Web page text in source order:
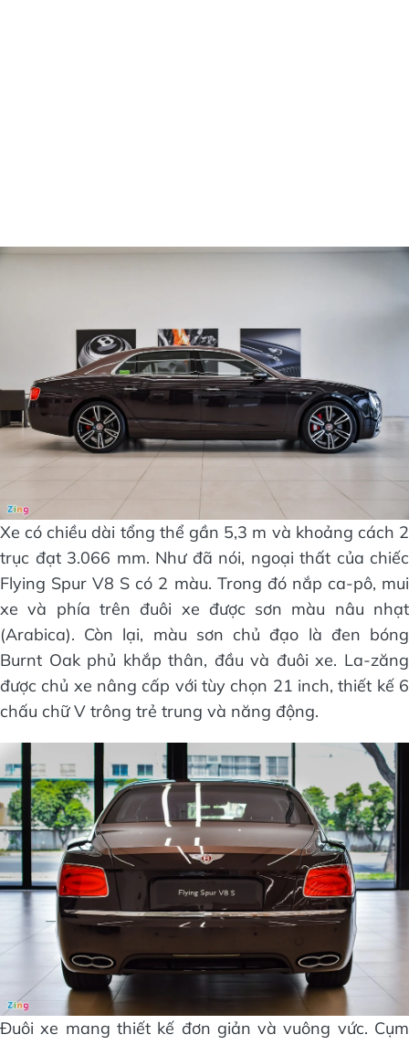
Xe có chiều dài tổng thể gần 5,3 m và khoảng cách 2
trục đạt 3.066 mm. Như đã nói, ngoại thất của chiếc
Flying Spur V8 S có 2 màu. Trong đó nắp ca-pô, mui
xe và phía trên đuôi xe được sơn màu nâu nhạt
(Arabica). Còn lại, màu sơn chủ đạo là đen bóng
Burnt Oak phủ khắp thân, đầu và đuôi xe. La-zăng
được chủ xe nâng cấp với tùy chọn 21 inch, thiết kế 6
chấu chữ V trông trẻ trung và năng động.
Đuôi xe mang thiết kế đơn giản và vuông vức. Cụm